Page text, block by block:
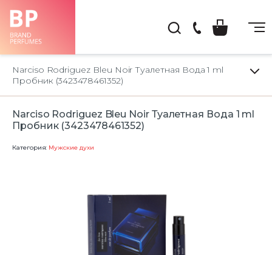
66-
22
Narciso Rodriguez Bleu Noir Туалетная Вода 1 ml
Пробник (3423478461352)
Narciso Rodriguez Bleu Noir Туалетная Вода 1 ml
Пробник (3423478461352)
Категория: Мужские духи